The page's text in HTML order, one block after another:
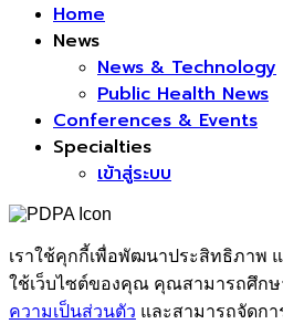
Home
News
News & Technology
Public Health News
Conferences & Events
Specialties
เข้าสู่ระบบ
เราใช้คุกกี้เพื่อพัฒนาประสิทธิภาพ
ใช้เว็บไซต์ของคุณ คุณสามารถศึกษ
ความเป็นส่วนตัว และสามารถจัดกา